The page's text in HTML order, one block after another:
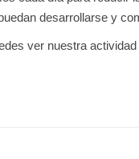
desarrollarse y
ver nuestra actividad